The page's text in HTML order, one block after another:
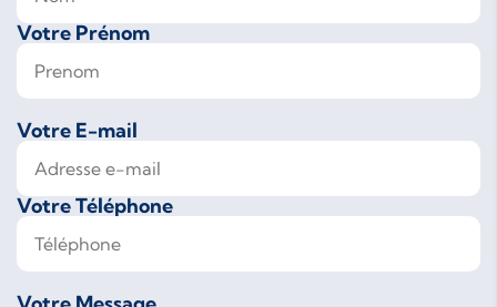
Votre Prénom
Votre E-mail
Votre Téléphone